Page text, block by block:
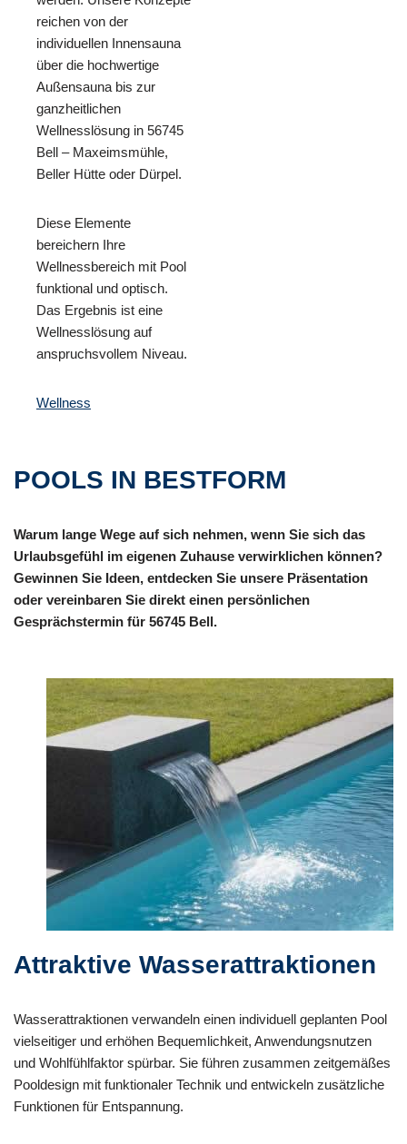
reichen von der
individuellen Innensauna
über die hochwertige
Außensauna bis zur
ganzheitlichen
Wellnesslösung in 56745
Bell – Maxeimsmühle,
Beller Hütte oder Dürpel.
Diese Elemente
bereichern Ihre
Wellnessbereich mit Pool
funktional und optisch.
Das Ergebnis ist eine
Wellnesslösung auf
anspruchsvollem Niveau.
Wellness
POOLS IN BESTFORM
Warum lange Wege auf sich nehmen, wenn Sie sich das
Urlaubsgefühl im eigenen Zuhause verwirklichen können?
Gewinnen Sie Ideen, entdecken Sie unsere Präsentation
oder vereinbaren Sie direkt einen persönlichen
Gesprächstermin für 56745 Bell.
Attraktive Wasserattraktionen
Wasserattraktionen verwandeln einen individuell geplanten Pool
vielseitiger und erhöhen Bequemlichkeit, Anwendungsnutzen
und Wohlfühlfaktor spürbar. Sie führen zusammen zeitgemäßes
Pooldesign mit funktionaler Technik und entwickeln zusätzliche
Funktionen für Entspannung.